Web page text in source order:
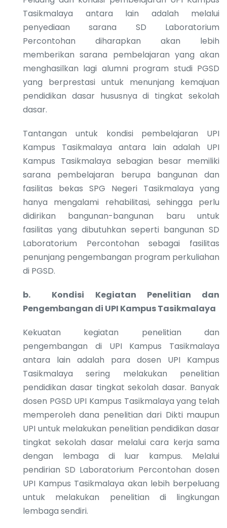
Tasikmalaya antara lain adalah melalui
penyediaan sarana SD Laboratorium
Percontohan diharapkan akan lebih
memberikan sarana pembelajaran yang akan
menghasilkan lagi alumni program studi PGSD
yang berprestasi untuk menunjang kemajuan
pendidikan dasar hususnya di tingkat sekolah
dasar.
Tantangan untuk kondisi pembelajaran UPI
Kampus Tasikmalaya antara lain adalah UPI
Kampus Tasikmalaya sebagian besar memiliki
sarana pembelajaran berupa bangunan dan
fasilitas bekas SPG Negeri Tasikmalaya yang
hanya mengalami rehabilitasi, sehingga perlu
didirikan bangunan-bangunan baru untuk
fasilitas yang dibutuhkan seperti bangunan SD
Laboratorium Percontohan sebagai fasilitas
penunjang pengembangan program perkuliahan
di PGSD.
b. Kondisi Kegiatan Penelitian dan
Pengembangan di UPI Kampus Tasikmalaya
Kekuatan kegiatan penelitian dan
pengembangan di UPI Kampus Tasikmalaya
antara lain adalah para dosen UPI Kampus
Tasikmalaya sering melakukan penelitian
pendidikan dasar tingkat sekolah dasar. Banyak
dosen PGSD UPI Kampus Tasikmalaya yang telah
memperoleh dana penelitian dari Dikti maupun
UPI untuk melakukan penelitian pendidikan dasar
tingkat sekolah dasar melalui cara kerja sama
dengan lembaga di luar kampus. Melalui
pendirian SD Laboratorium Percontohan dosen
UPI Kampus Tasikmalaya akan lebih berpeluang
untuk melakukan penelitian di lingkungan
lembaga sendiri.